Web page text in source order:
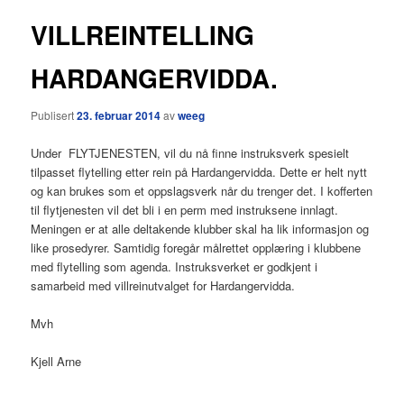
VILLREINTELLING
HARDANGERVIDDA.
Publisert23. februar 2014avweeg
Under FLYTJENESTEN, vil du nå finne instruksverk spesielt
tilpasset flytelling etter rein på Hardangervidda. Dette er helt nytt
og kan brukes som et oppslagsverk når du trenger det. I kofferten
til flytjenesten vil det bli i en perm med instruksene innlagt.
Meningen er at alle deltakende klubber skal ha lik informasjon og
like prosedyrer. Samtidig foregår målrettet opplæring i klubbene
med flytelling som agenda. Instruksverket er godkjent i
samarbeid med villreinutvalget for Hardangervidda.
Mvh
Kjell Arne